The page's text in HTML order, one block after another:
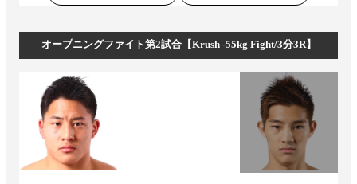
オープニングファイト第2試合【Krush -55kg Fight/3分3R】